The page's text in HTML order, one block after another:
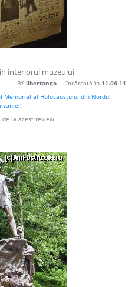
in interiorul muzeului
BY libertango — încărcată în 11.06.11
Memorial al Holocaustului din Nordul
,
de la acest review